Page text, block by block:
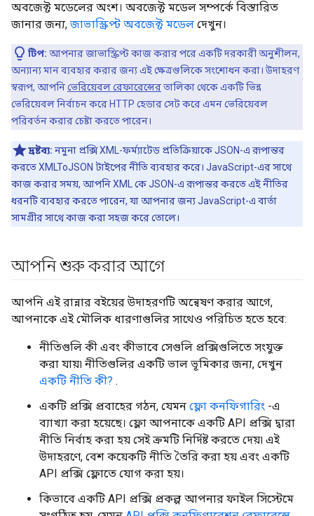
অবজেক্ট মডেলের অংশ। অবজেক্ট মডেল সম্পর্কে বিস্তারিত
জানার জন্য,জাভাস্ক্রিপ্ট অবজেক্ট মডেল দেখুন।
টিপ: আপনার জাভাস্ক্রিপ্ট কাজ করার পরে একটি দরকারী অনুশীলন,
অন্যান্য মান ব্যবহার করার জন্য এই ক্ষেত্রগুলিকে সংশোধন করা। উদাহরণ
স্বরূপ, আপনি ভেরিয়েবল রেফারেন্সেরতালিকা থেকে একটি ভিন্ন
ভেরিয়েবল নির্বাচন করে HTTP হেডার সেট করে এমন ভেরিয়েবল
পরিবর্তন করার চেষ্টা করতে পারেন।
দ্রষ্টব্য: নমুনা প্রক্সি XML-ফর্ম্যাটেড প্রতিক্রিয়াকে JSON-এ রূপান্তর
করতে XMLToJSON টাইপের নীতি ব্যবহার করে। JavaScript-এর সাথে
কাজ করার সময়, আপনি XML কে JSON-এ রূপান্তর করতে এই নীতির
ধরনটি ব্যবহার করতে পারেন, যা আপনার জন্য JavaScript-এ বার্তা
সামগ্রীর সাথে কাজ করা সহজ করে তোলে।
আপনি শুরু করার আগে
আপনি এই রান্নার বইয়ের উদাহরণটি অন্বেষণ করার আগে,
আপনাকে এই মৌলিক ধারণাগুলির সাথেও পরিচিত হতে হবে:
নীতিগুলি কী এবং কীভাবে সেগুলি প্রক্সিগুলিতে সংযুক্ত
করা যায়৷ নীতিগুলির একটি ভাল ভূমিকার জন্য, দেখুন
একটি নীতি কী? .
একটি প্রক্সি প্রবাহের গঠন, যেমন ফ্লো কনফিগারিং -এ
ব্যাখ্যা করা হয়েছে। ফ্লো আপনাকে একটি API প্রক্সি দ্বারা
নীতি নির্বাহ করা হয় সেই ক্রমটি নির্দিষ্ট করতে দেয়৷ এই
উদাহরণে, বেশ কয়েকটি নীতি তৈরি করা হয় এবং একটি
API প্রক্সি ফ্লোতে যোগ করা হয়।
কিভাবে একটি API প্রক্সি প্রকল্প আপনার ফাইল সিস্টেমে